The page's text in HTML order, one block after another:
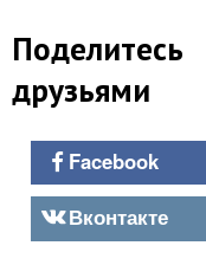
друзьями
Facebook
Вконтакте